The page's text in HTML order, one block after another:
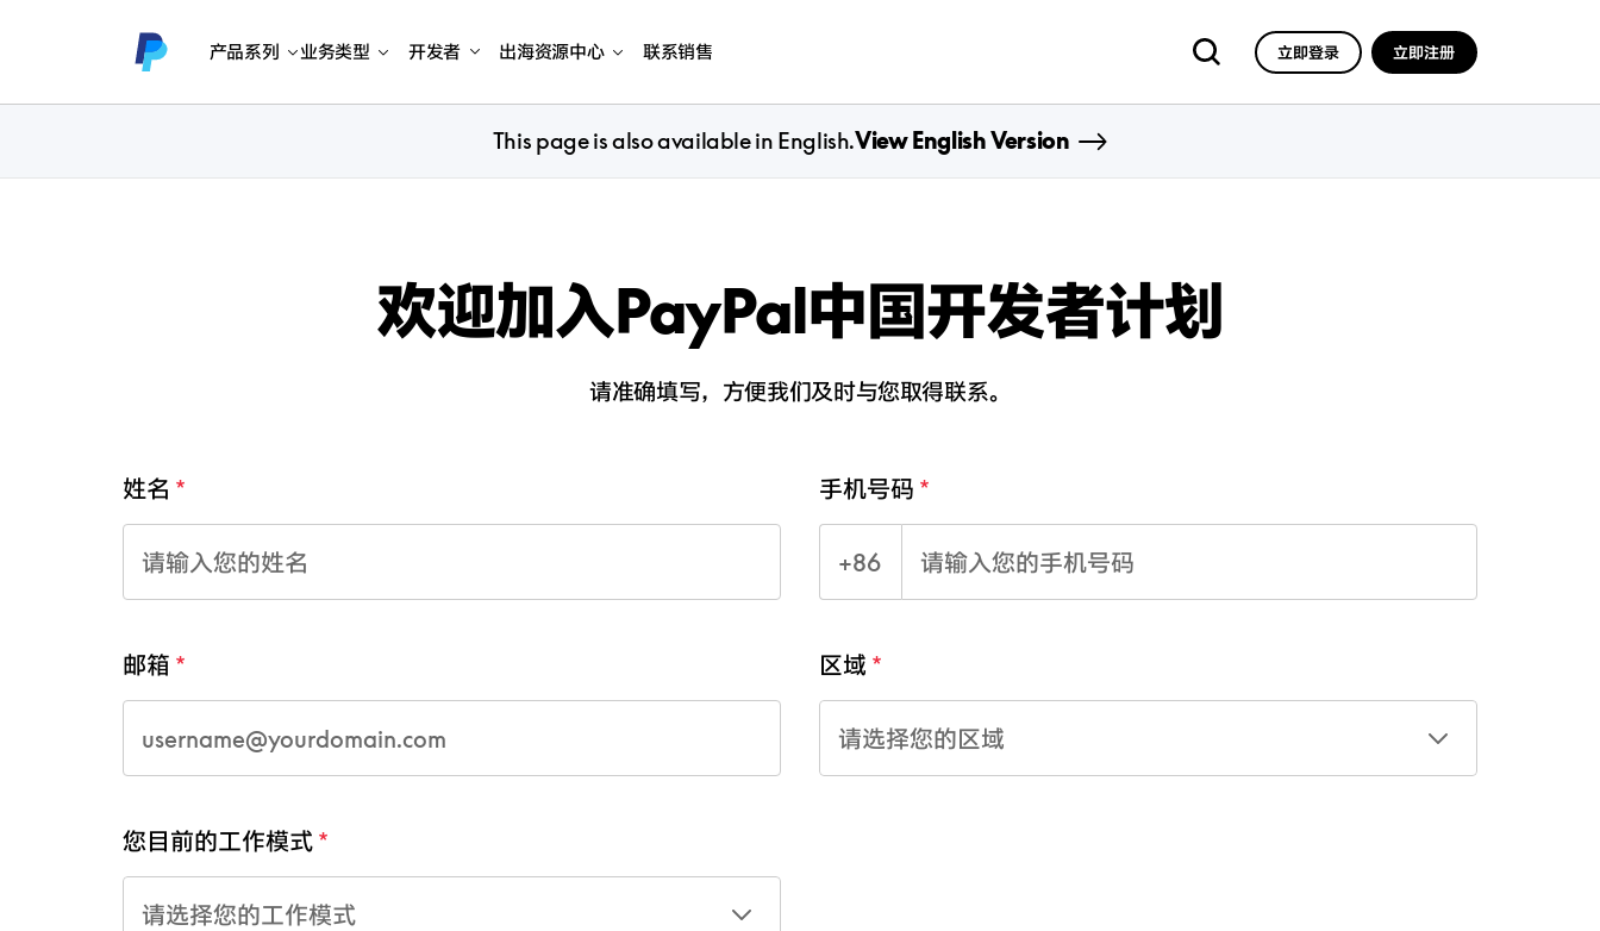
产品系列 业务类型 开发者 出海资源中心 联系销售 立即登录 立即注册
This page is also available in English.View English Version
欢迎加入PayPal中国开发者计划
请准确填写，方便我们及时与您取得联系。
姓名 手机号码
+86
邮箱 区域
请选择您的区域
您目前的工作模式
请选择您的工作模式